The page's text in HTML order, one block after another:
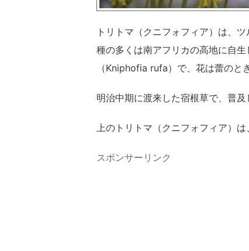
トリトマ（クニフォフィア）は、
種の多くは南アフリカの高地に自
（Kniphofia rufa）で、花は蕾のと
明治中期に渡来した宿根草で、普及
上のトリトマ（クニフォフィア）
スポンサーリンク